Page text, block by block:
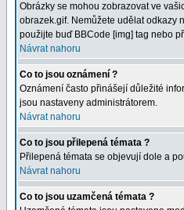
Obrázky se mohou zobrazovat ve
obrazek.gif. Nemůžete udělat odkazy
použijte buď BBCode [img] tag nebo
Návrat nahoru
Co to jsou oznámení ?
Oznámení často přinášejí důležité
jsou nastaveny administrátorem.
Návrat nahoru
Co to jsou přilepená témata ?
Přilepená témata se objevují dole a
Návrat nahoru
Co to jsou uzamčená témata ?